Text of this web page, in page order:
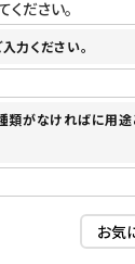
力ください。
類がなければに用途
お気